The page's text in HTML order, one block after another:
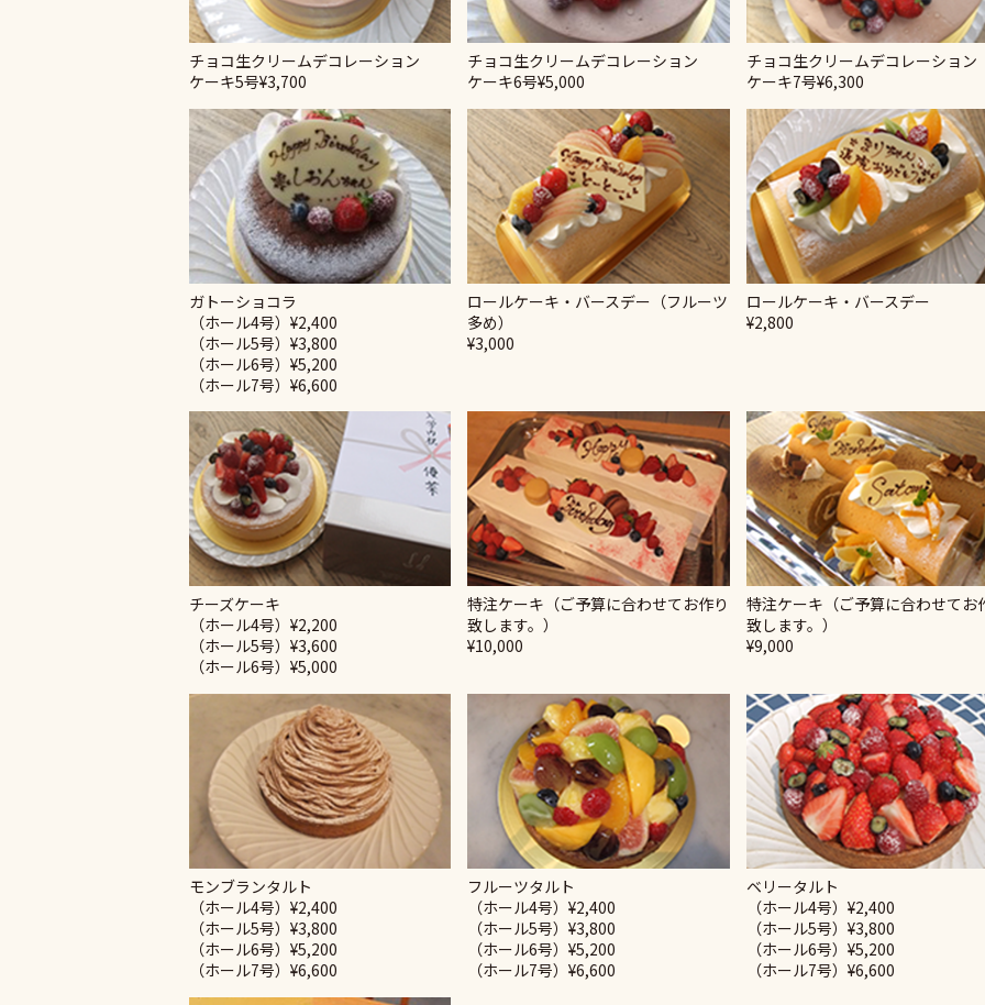
チョコ生クリームデコレーション
ケーキ5号¥3,700
チョコ生クリームデコレーション
ケーキ6号¥5,000
チョコ生クリームデコレーション
ケーキ7号¥6,300
ガトーショコラ
（ホール4号）¥2,400
（ホール5号）¥3,800
（ホール6号）¥5,200
（ホール7号）¥6,600
ロールケーキ・バースデー（フルーツ
多め）
¥3,000
ロールケーキ・バースデー
¥2,800
チーズケーキ
（ホール4号）¥2,200
（ホール5号）¥3,600
（ホール6号）¥5,000
特注ケーキ（ご予算に合わせてお作り
致します。）
¥10,000
特注ケーキ（ご予算に合わせてお
致します。）
¥9,000
モンブランタルト
（ホール4号）¥2,400
（ホール5号）¥3,800
（ホール6号）¥5,200
（ホール7号）¥6,600
フルーツタルト
（ホール4号）¥2,400
（ホール5号）¥3,800
（ホール6号）¥5,200
（ホール7号）¥6,600
ベリータルト
（ホール4号）¥2,400
（ホール5号）¥3,800
（ホール6号）¥5,200
（ホール7号）¥6,600